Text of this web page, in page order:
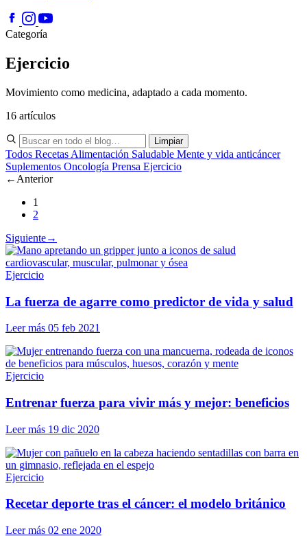
Categoría
Ejercicio
Movimiento como medicina, adaptado a cada momento.
16 artículos
Limpiar
Todos Recetas Alimentación Saludable Mente y vida anticáncer
Suplementos Oncología Prensa Ejercicio
← Anterior
1
2
Siguiente→
Ejercicio
La fuerza de agarre como predictor de vida y salud
Leer más 05 feb 2021
Ejercicio
Entrenar fuerza para vivir más y mejor: beneficios
Leer más 19 dic 2020
Ejercicio
Recetar deporte tras el cáncer: el modelo británico
Leer más 02 ene 2020